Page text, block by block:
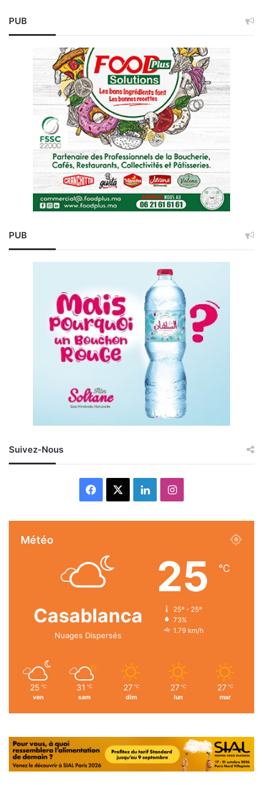
PUB
PUB
Suivez-Nous
Facebook LinkedinInstagram
Météo
Casablanca
Nuages Dispersés
25 ℃
25º - 25º
73%
1.79 km/h
25 ℃
ven
31 ℃
sam
27 ℃
dim
27 ℃
lun
27 ℃
mar